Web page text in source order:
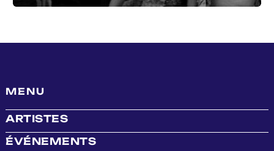
MENU
ARTISTES
ÉVÉNEMENTS